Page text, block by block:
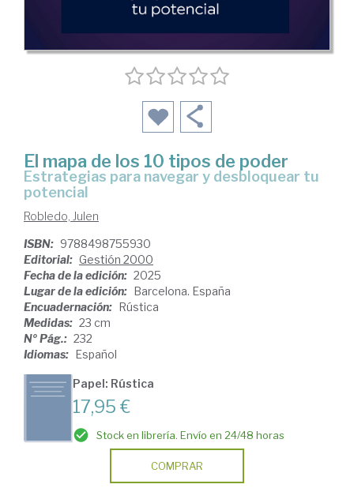
El mapa de los 10 tipos de poder
Estrategias para navegar y desbloquear tu
potencial
Robledo, Julen
ISBN: 9788498755930
Editorial: Gestión 2000
Fecha de la edición: 2025
Lugar de la edición: Barcelona. España
Encuadernación: Rústica
Medidas: 23 cm
Nº Pág.: 232
Idiomas: Español
Papel: Rústica
17,95 €
Stock en librería. Envío en 24/48 horas
COMPRAR